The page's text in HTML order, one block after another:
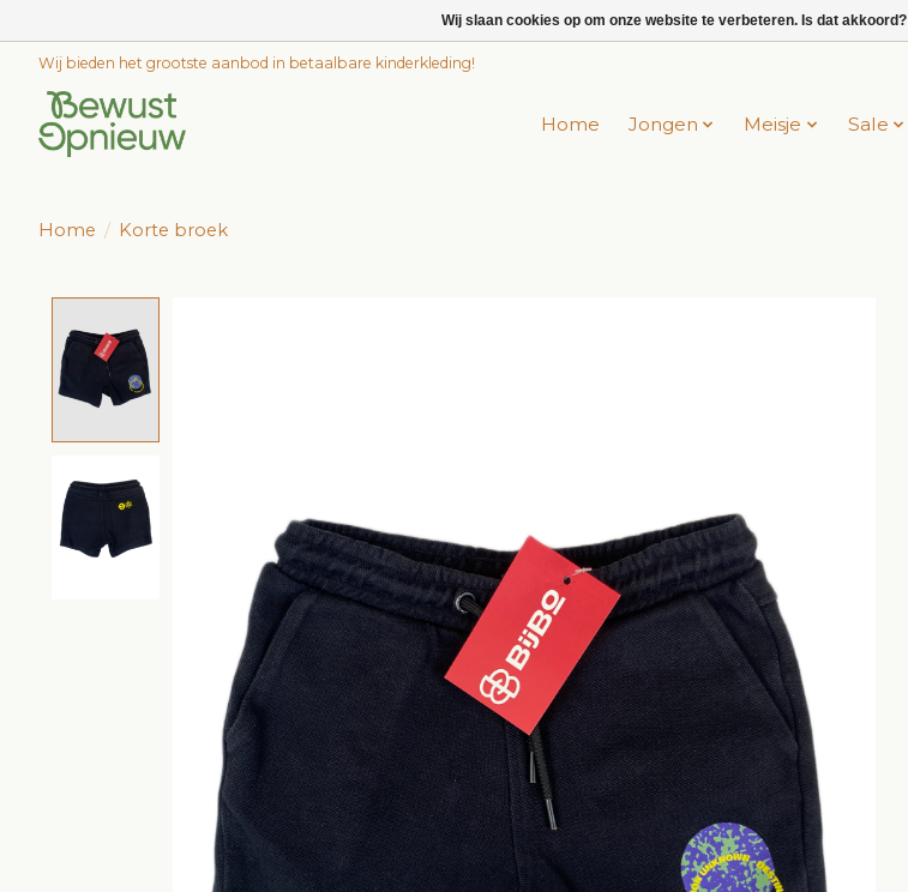
Wij bieden het grootste aanbod in betaalbare kinderkleding!
Home Jongen Meisje Sale
Home / Korte broek
Wij slaan cookies op om onze website te verbeteren. Is dat akkoord?